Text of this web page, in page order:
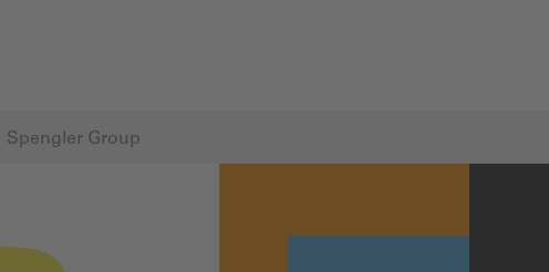
Spengler Group